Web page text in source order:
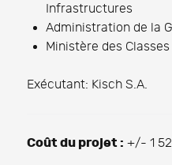
Infrastructures
Administration de la
Ministère des
Exécutant: Kisch S.A.
Coût du projet : +/- 1